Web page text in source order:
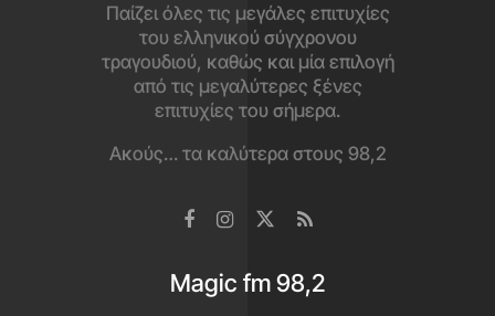
Παίζει όλες τις μεγάλες επιτυχίες
του ελληνικού σύγχρονου
τραγουδιού, καθώς και μία επιλογή
από τις μεγαλύτερες ξένες
επιτυχίες του σήμερα.
Ακούς… τα καλύτερα στους 98,2
Magic fm 98,2